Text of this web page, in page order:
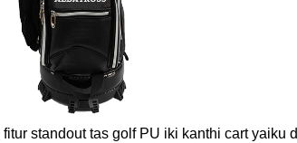
standout tas golf PU iki kanthi cart